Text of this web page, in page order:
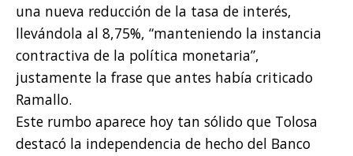
una nueva reducción de la tasa de interés,
llevándola al 8,75%, “manteniendo la instancia
contractiva de la política monetaria”,
justamente la frase que antes había criticado
Ramallo.
Este rumbo aparece hoy tan sólido que Tolosa
destacó la independencia de hecho del Banco